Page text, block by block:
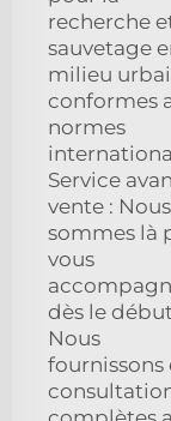
recherche
sauvetage
milieu
conformes
normes
Service
vente : Nous
sommes là
vous
dès le
Nous
fournissons